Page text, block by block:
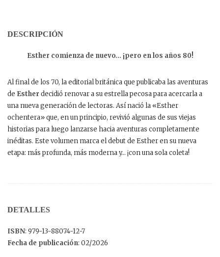
DESCRIPCIÓN
Esther comienza de nuevo… ¡pero en los años 80!
Al final de los 70, la editorial británica que publicaba las aventuras
de Esther decidió renovar a su estrella pecosa para acercarla a
una nueva generación de lectoras. Así nació la «Esther
ochentera» que, en un principio, revivió algunas de sus viejas
historias para luego lanzarse hacia aventuras completamente
inéditas. Este volumen marca el debut de Esther en su nueva
etapa: más profunda, más moderna y… ¡con una sola coleta!
DETALLES
ISBN: 979-13-88074-12-7
Fecha de publicación: 02/2026